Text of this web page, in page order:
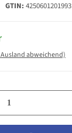
GTIN: 4250601201993
Ausland abweichend)